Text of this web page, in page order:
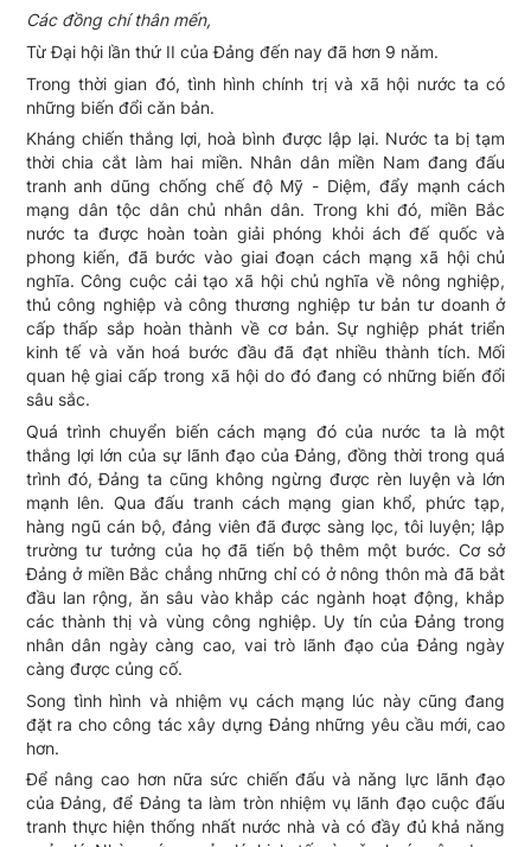
Các đồng chí thân mến,
Từ Đại hội lần thứ II của Đảng đến nay đã hơn 9 nǎm.
Trong thời gian đó, tình hình chính trị và xã hội nước ta có
những biến đổi cǎn bản.
Kháng chiến thắng lợi, hoà bình được lập lại. Nước ta bị tạm
thời chia cắt làm hai miền. Nhân dân miền Nam đang đấu
tranh anh dũng chống chế độ Mỹ - Diệm, đẩy mạnh cách
mạng dân tộc dân chủ nhân dân. Trong khi đó, miền Bắc
nước ta được hoàn toàn giải phóng khỏi ách đế quốc và
phong kiến, đã bước vào giai đoạn cách mạng xã hội chủ
nghĩa. Công cuộc cải tạo xã hội chủ nghĩa về nông nghiệp,
thủ công nghiệp và công thương nghiệp tư bản tư doanh ở
cấp thấp sắp hoàn thành về cơ bản. Sự nghiệp phát triển
kinh tế và vǎn hoá bước đầu đã đạt nhiều thành tích. Mối
quan hệ giai cấp trong xã hội do đó đang có những biến đổi
sâu sắc.
Quá trình chuyển biến cách mạng đó của nước ta là một
thắng lợi lớn của sự lãnh đạo của Đảng, đồng thời trong quá
trình đó, Đảng ta cũng không ngừng được rèn luyện và lớn
mạnh lên. Qua đấu tranh cách mạng gian khổ, phức tạp,
hàng ngũ cán bộ, đảng viên đã được sàng lọc, tôi luyện; lập
trường tư tưởng của họ đã tiến bộ thêm một bước. Cơ sở
Đảng ở miền Bắc chẳng những chỉ có ở nông thôn mà đã bắt
đầu lan rộng, ǎn sâu vào khắp các ngành hoạt động, khắp
các thành thị và vùng công nghiệp. Uy tín của Đảng trong
nhân dân ngày càng cao, vai trò lãnh đạo của Đảng ngày
càng được củng cố.
Song tình hình và nhiệm vụ cách mạng lúc này cũng đang
đặt ra cho công tác xây dựng Đảng những yêu cầu mới, cao
hơn.
Để nâng cao hơn nữa sức chiến đấu và nǎng lực lãnh đạo
của Đảng, để Đảng ta làm tròn nhiệm vụ lãnh đạo cuộc đấu
tranh thực hiện thống nhất nước nhà và có đầy đủ khả nǎng